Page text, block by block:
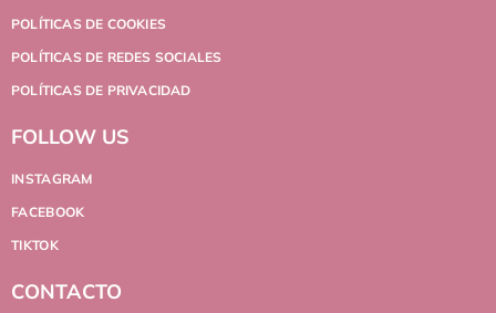
POLÍTICAS DE COOKIES
POLÍTICAS DE REDES SOCIALES
POLÍTICAS DE PRIVACIDAD
FOLLOW US
INSTAGRAM
FACEBOOK
TIKTOK
CONTACTO